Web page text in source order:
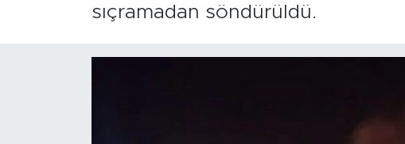
sıçramadan söndürüldü.